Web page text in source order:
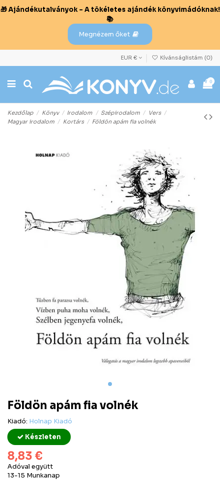
🎁 Ajándékutalványok – A tökéletes ajándék könyvimádóknak!
📚
Megnézem őket
EUR € Kívánságlistám (0)
0
Kezdőlap Könyv Irodalom Szépirodalom
Vers
Magyar irodalom
Kortárs Földön apám fia volnék
Földön apám fia volnék
Kiadó: Holnap Kiadó
Készleten
8,83 €
Adóval együtt
13-15 Munkanap